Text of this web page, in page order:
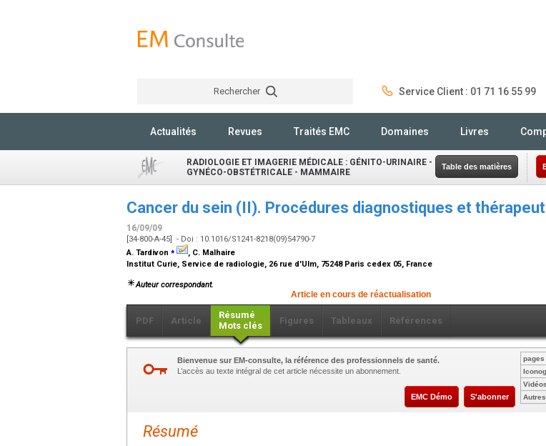
Rechercher Service Client : 01 71 16 55 99
Actualités Revues Traités EMC Domaines Livres
RADIOLOGIE ET IMAGERIE MÉDICALE : GÉNITO-URINAIRE -
GYNÉCO-OBSTÉTRICALE - MAMMAIRE
Table des matières
Cancer du sein (II). Procédures diagnostiques et
16/09/09
[34-800-A-45] - Doi : 10.1016/S1241-8218(09)54790-7
A. Tardivon ⁎
, C. Malhaire
Institut Curie, Service de radiologie, 26 rue d'Ulm, 75248 Paris cedex 05, France
Auteur correspondant.
Article en cours de réactualisation
PDF Article
Résumé
Mots clés
Figures Tableaux Références
Bienvenue sur EM-consulte, la référence des professionnels de santé.
L’accès au texte intégral de cet article nécessite un abonnement.
EMC Démo S'abonner
pages
Vidéos
Autres
Résumé